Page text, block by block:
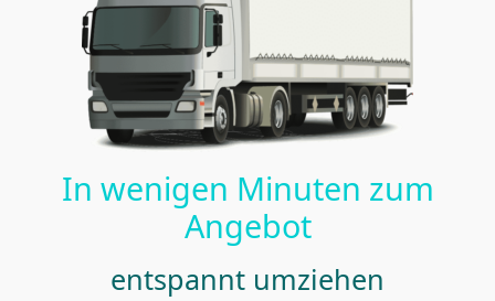
In wenigen Minuten zum
Angebot
entspannt umziehen